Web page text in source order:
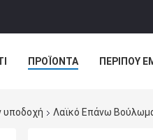
ΠΡΟΪΌΝΤΑ ΠΕΡΊΠΟΥ
υποδοχή Λαϊκό Επάνω